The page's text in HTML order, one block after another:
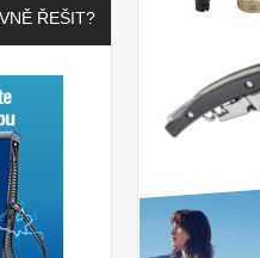
ŘEŠIT?